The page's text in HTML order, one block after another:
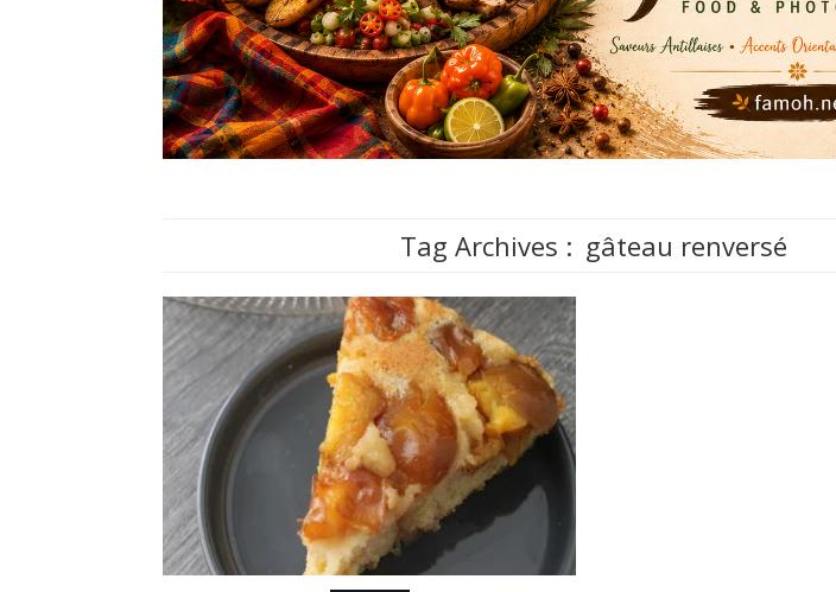
Tag Archives : gâteau renversé